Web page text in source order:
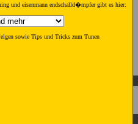
und eisenmann endschalld�mpfer gibt es hier:
sowie Tips und Tricks zum Tunen